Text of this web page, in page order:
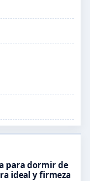
para dormir de
ideal y firmeza